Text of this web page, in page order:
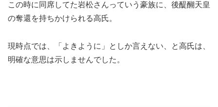
この時に同席してた岩松さんっていう豪族に、後醍醐天皇
の奪還を持ちかけられる高氏。
現時点では、「よきように」としか言えない、と高氏は、
明確な意思は示しませんでした。